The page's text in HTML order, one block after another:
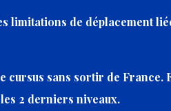
limitations de déplacement
cursus sans sortir de
2 derniers niveaux.